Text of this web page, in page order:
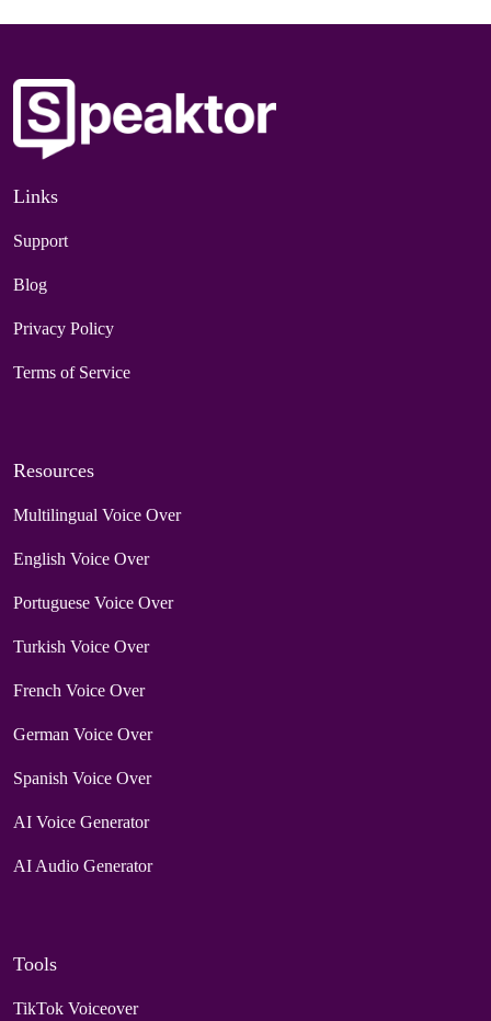
Links
Support
Blog
Privacy Policy
Terms of Service
Resources
Multilingual Voice Over
English Voice Over
Portuguese Voice Over
Turkish Voice Over
French Voice Over
German Voice Over
Spanish Voice Over
AI Voice Generator
AI Audio Generator
Tools
TikTok Voiceover